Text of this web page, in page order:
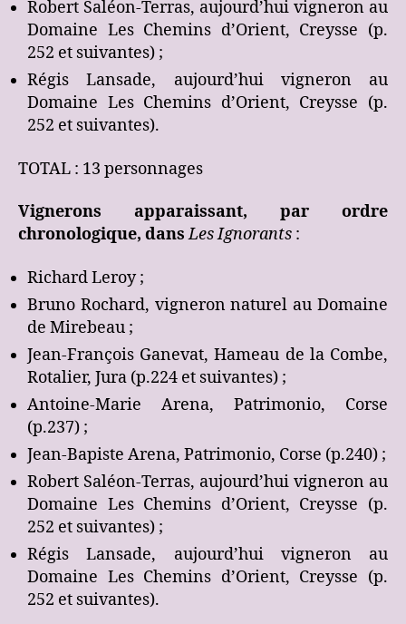
Robert Saléon-Terras, aujourd’hui vigneron au
Domaine Les Chemins d’Orient, Creysse (p.
252 et suivantes) ;
Régis Lansade, aujourd’hui vigneron au
Domaine Les Chemins d’Orient, Creysse (p.
252 et suivantes).
TOTAL : 13 personnages
Vignerons apparaissant, par ordre
chronologique, dansLes Ignorants :
Richard Leroy ;
Bruno Rochard, vigneron naturel au Domaine
de Mirebeau ;
Jean-François Ganevat, Hameau de la Combe,
Rotalier, Jura (p.224 et suivantes) ;
Antoine-Marie Arena, Patrimonio, Corse
(p.237) ;
Jean-Bapiste Arena, Patrimonio, Corse (p.240) ;
Robert Saléon-Terras, aujourd’hui vigneron au
Domaine Les Chemins d’Orient, Creysse (p.
252 et suivantes) ;
Régis Lansade, aujourd’hui vigneron au
Domaine Les Chemins d’Orient, Creysse (p.
252 et suivantes).